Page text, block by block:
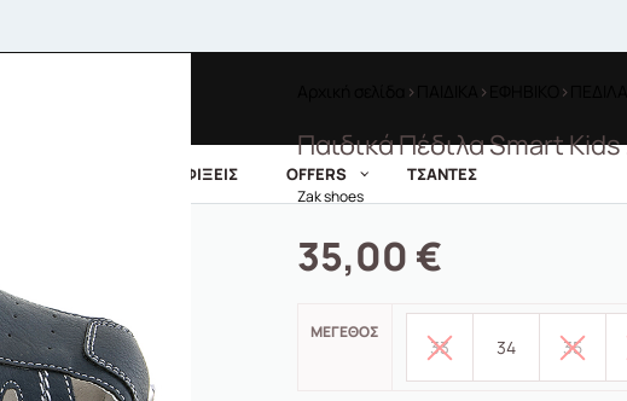
ΝΕΕΣ ΑΦΙΞΕΙΣ OFFERS ΤΣΑΝΤΕΣ
› › ›
Παιδικά Πέδιλα Smart
Zak shoes
35,00 €
ΜΈΓΕΘΟΣ
33 34 35